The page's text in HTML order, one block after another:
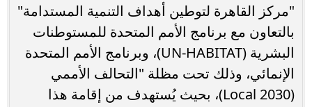
"مركز القاهرة لتوطين أهداف التنمية المستدامة"
بالتعاون مع برنامج الأمم المتحدة للمستوطنات
البشرية (UN-HABITAT)، وبرنامج الأمم المتحدة
الإنمائي، وذلك تحت مظلة "التحالف الأممي
(Local 2030)، بحيث يُستهدف من إقامة هذا